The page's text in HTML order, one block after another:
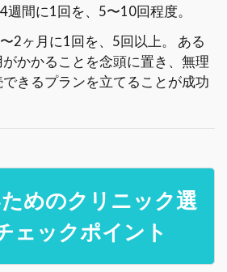
週間に1回を、5〜10回程度。
2ヶ月に1回を、5回以上。 ある
かかることを念頭に置き、無理
きるプランを立てることが成功
めのクリニック選
ェックポイント